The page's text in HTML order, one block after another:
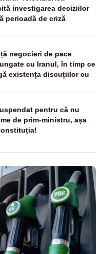
investigarea deciziilor
perioadă de criză
negocieri de pace
cu Iranul, în timp ce
existența discuțiilor cu
pentru că nu
de prim-ministru, așa